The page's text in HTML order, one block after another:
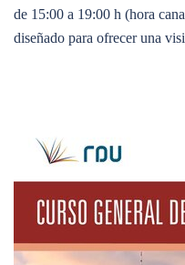
de 15:00 a 19:00 h (hora
diseñado para ofrecer una